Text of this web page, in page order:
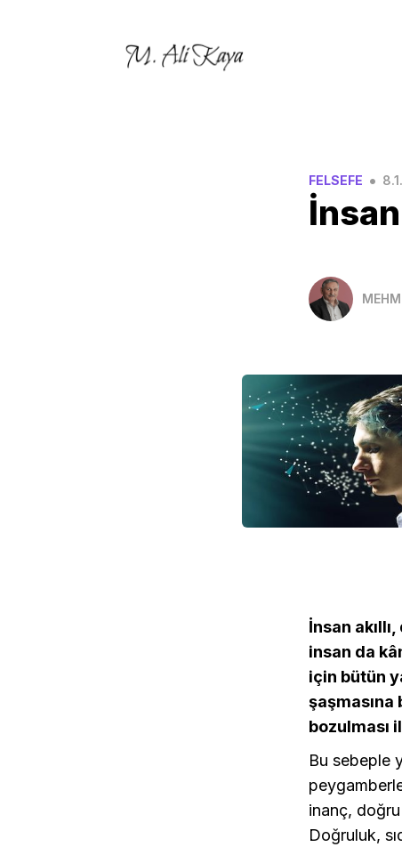
FELSEFE •
İnsan
insan da
için bütün
şaşmasına
bozulması
Bu sebeple
inanç,
Doğruluk,